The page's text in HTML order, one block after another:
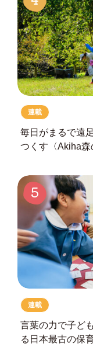
連載
毎日がまるで遠
つくす 〈Akiha
5
連載
言葉の力で子ど
る日本最古の保